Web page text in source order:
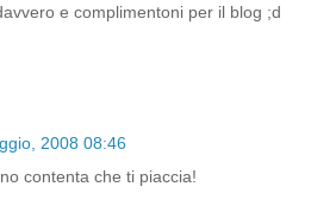
e complimentoni per il blog ;d
2008 08:46
contenta che ti piaccia!